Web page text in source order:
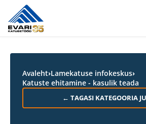
Skip to content
Avaleht›Lamekatuse infokeskus›
Katuste ehitamine - kasulik teada
← TAGASI KATEGOORIA